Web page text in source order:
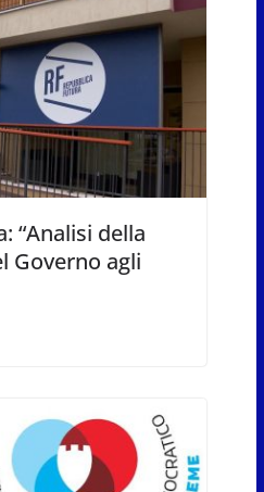
“Analisi della
Governo agli